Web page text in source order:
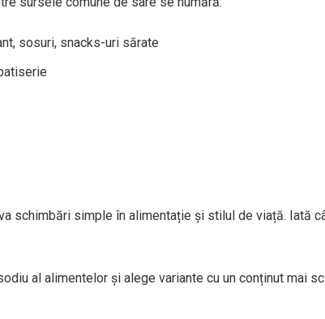
sosuri, snacks-uri sărate
schimbări simple în alimentație și stilul de viață. Iată
al alimentelor și alege variante cu un conținut mai